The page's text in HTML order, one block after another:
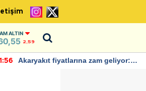
İletişim
ALTIN
2,59
Akaryakıt fiyatlarına zam geliyor: